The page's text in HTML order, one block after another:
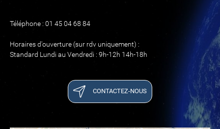
Téléphone : 01 45 04 68 84
Horaires d'ouverture (sur rdv uniquement) :
Standard Lundi au Vendredi : 9h-12h 14h-18h
CONTACTEZ-NOUS